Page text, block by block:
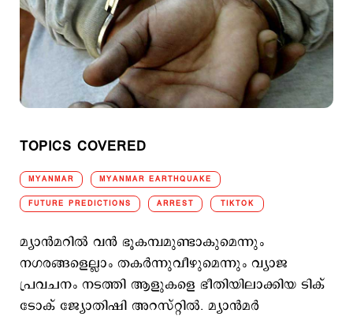
TOPICS COVERED
MYANMAR MYANMAR EARTHQUAKE
FUTURE PREDICTIONS ARREST TIKTOK
മ്യാന്‍മറില്‍ വന്‍ ഭൂകമ്പമുണ്ടാകുമെന്നും
നഗരങ്ങളെല്ലാം തകര്‍ന്നുവീഴുമെന്നും വ്യാജ
പ്രവചനം നടത്തി ആളുകളെ ഭീതിയിലാക്കിയ ടിക്​
ടോക് ജ്യോതിഷി അറസ്റ്റില്‍. മ്യാന്‍മര്‍